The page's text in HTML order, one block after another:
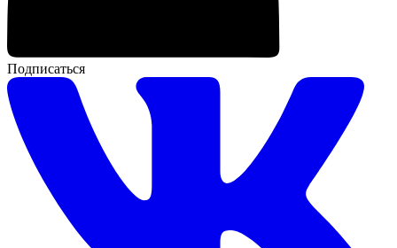
Подписаться